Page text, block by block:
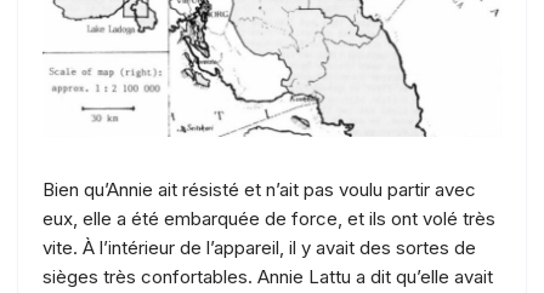
Bien qu’Annie ait résisté et n’ait pas voulu partir avec
eux, elle a été embarquée de force, et ils ont volé très
vite. À l’intérieur de l’appareil, il y avait des sortes de
sièges très confortables. Annie Lattu a dit qu’elle avait